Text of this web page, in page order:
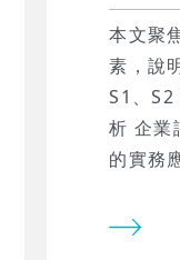
本文聚
素，說
S1、
析 企業
的實務
整重點